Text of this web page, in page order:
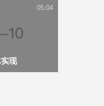
现
05:04